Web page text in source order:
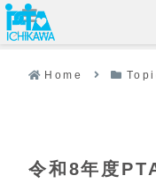
Home
令和8年度
メニュー